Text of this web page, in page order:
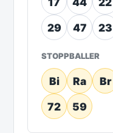
29
47 23
STOPPBALLER
Bi Ra Br
72
59